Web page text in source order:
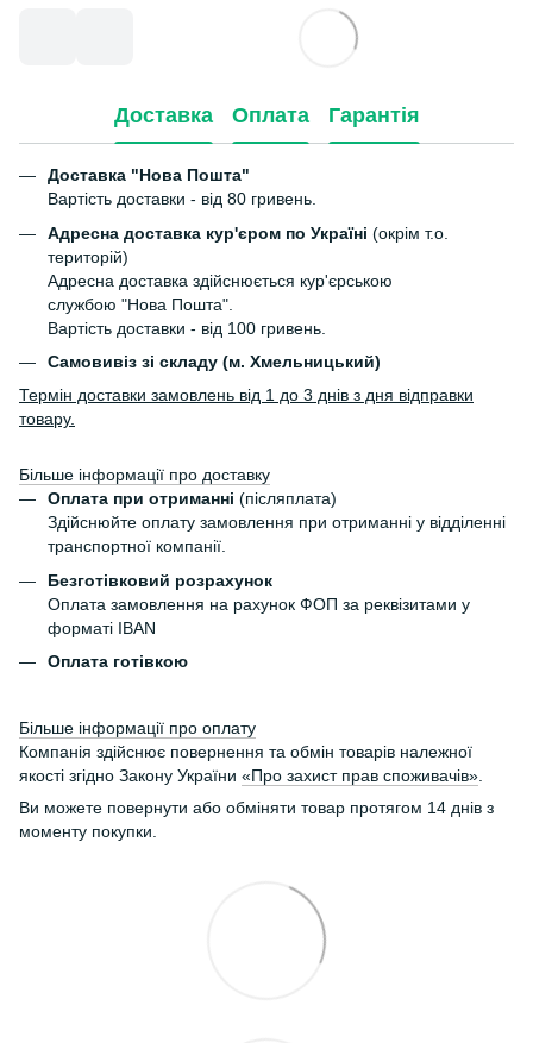
Доставка Оплата Гарантія
Доставка "Нова Пошта"
Вартість доставки - від 80 гривень.
Адресна доставка кур'єром по Україні (окрім т.о.
територій)
Адресна доставка здійснюється кур'єрською
службою "Нова Пошта".
Вартість доставки - від 100 гривень.
Самовивіз зі складу (м. Хмельницький)
Термін доставки замовлень від 1 до 3 днів з дня відправки
товару.
Більше інформації про доставку
Оплата при отриманні (післяплата)
Здійснюйте оплату замовлення при отриманні у відділенні
транспортної компанії.
Безготівковий розрахунок
Оплата замовлення на рахунок ФОП за реквізитами у
форматі IBAN
Оплата готівкою
Більше інформації про оплату
Компанія здійснює повернення та обмін товарів належної
якості згідно Закону України «Про захист прав споживачів»
Ви можете повернути або обміняти товар протягом 14 днів з
моменту покупки.